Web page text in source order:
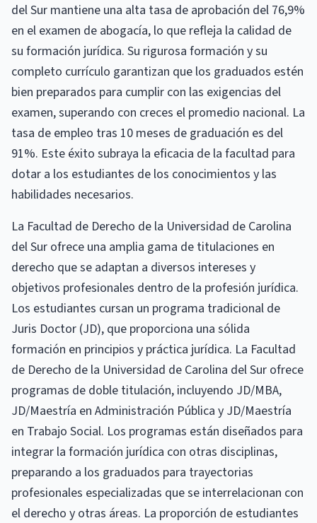
del Sur mantiene una alta tasa de aprobación del 76,9%
en el examen de abogacía, lo que refleja la calidad de
su formación jurídica. Su rigurosa formación y su
completo currículo garantizan que los graduados estén
bien preparados para cumplir con las exigencias del
examen, superando con creces el promedio nacional. La
tasa de empleo tras 10 meses de graduación es del
91%. Este éxito subraya la eficacia de la facultad para
dotar a los estudiantes de los conocimientos y las
habilidades necesarios.
La Facultad de Derecho de la Universidad de Carolina
del Sur ofrece una amplia gama de titulaciones en
derecho que se adaptan a diversos intereses y
objetivos profesionales dentro de la profesión jurídica.
Los estudiantes cursan un programa tradicional de
Juris Doctor (JD), que proporciona una sólida
formación en principios y práctica jurídica. La Facultad
de Derecho de la Universidad de Carolina del Sur ofrece
programas de doble titulación, incluyendo JD/MBA,
JD/Maestría en Administración Pública y JD/Maestría
en Trabajo Social. Los programas están diseñados para
integrar la formación jurídica con otras disciplinas,
preparando a los graduados para trayectorias
profesionales especializadas que se interrelacionan con
el derecho y otras áreas. La proporción de estudiantes